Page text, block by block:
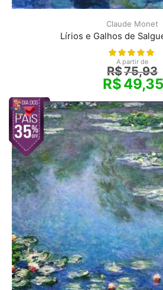
Claude Monet
Lírios e Galhos de
A partir de
R$75,93
R$49,35